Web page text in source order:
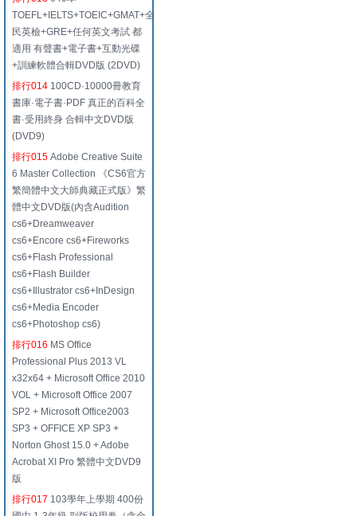
TOEFL+IELTS+TOEIC+GMAT+全
民英檢+GRE+任何英文考試 都
適用 有聲書+電子書+互動光碟
+訓練軟體合輯DVD版 (2DVD)
排行014 100CD·10000冊教育
書庫·電子書·PDF 真正的百科全
書·受用終身 合輯中文DVD版
(DVD9)
排行015 Adobe Creative Suite
6 Master Collection 《CS6官方
繁簡體中文大師典藏正式版》繁
體中文DVD版(內含Audition
cs6+Dreamweaver
cs6+Encore cs6+Fireworks
cs6+Flash Professional
cs6+Flash Builder
cs6+Illustrator cs6+InDesign
cs6+Media Encoder
cs6+Photoshop cs6)
排行016 MS Office
Professional Plus 2013 VL
x32x64 + Microsoft Office 2010
VOL + Microsoft Office 2007
SP2 + Microsoft Office2003
SP3 + OFFICE XP SP3 +
Norton Ghost 15.0 + Adobe
Acrobat XI Pro 繁體中文DVD9
版
排行017 103學年上學期 400份